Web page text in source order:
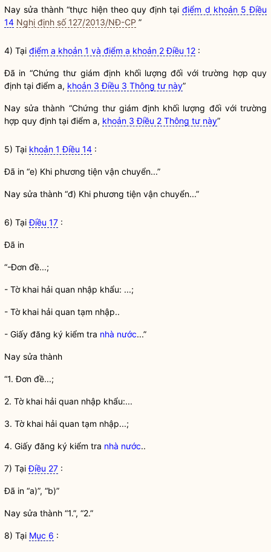
Nay sửa thành “thực hiện theo quy định tạiđiểm d khoản 5 Điều
14 Nghị định số 127/2013/NĐ-CP ”
4) Tại điểm a khoản 1 và điểm a khoản 2 Điều 12 :
Đã in “Chứng thư giám định khối lượng đối với trường hợp quy
định tại điểm a, khoản 3 Điều 3 Thông tư này”
Nay sửa thành “Chứng thư giám định khối lượng đối với trường
hợp quy định tại điểm a, khoản 3 Điều 2 Thông tư này”
5) Tại khoản 1 Điều 14 :
Đã in “e) Khi phương tiện vận chuyển...”
Nay sửa thành “đ) Khi phương tiện vận chuyển...”
6) TạiĐiều 17 :
Đã in
“-Đơn đề...;
- Tờ khai hải quan nhập khẩu: ...;
- Tờ khai hải quan tạm nhập..
- Giấy đăng ký kiểm tra nhà nước...”
Nay sửa thành
“1. Đơn đề...;
2. Tờ khai hải quan nhập khẩu:...
3. Tờ khai hải quan tạm nhập...;
4. Giấy đăng ký kiểm tra nhà nước..
7) TạiĐiều 27 :
Đã in “a)”, “b)”
Nay sửa thành “1.”, “2.”
8) Tại Mục 6 :